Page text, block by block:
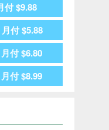
付 $9.88
付 $5.88
付 $6.80
付 $8.99